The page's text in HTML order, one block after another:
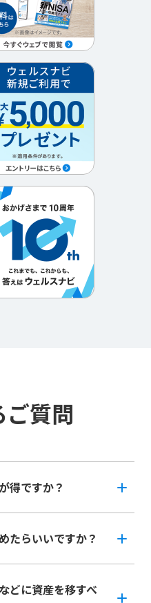
ご質問
得ですか？
たらいいですか？
どに資産を移すべ